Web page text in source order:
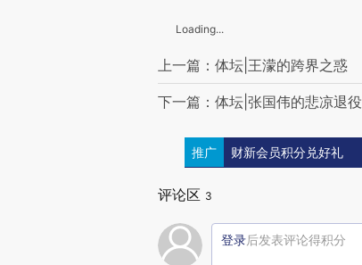
Loading...
上一篇：体坛|王濛的跨界之惑
下一篇：体坛|张国伟的悲凉退役
推广 财新会员积分兑好礼
评论区 3
登录后发表评论得积分